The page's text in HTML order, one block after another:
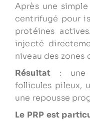
Après une
centrifugé pour
protéines
injecté
niveau des zones
Résultat : une
follicules pileux,
une repousse
Le PRP est